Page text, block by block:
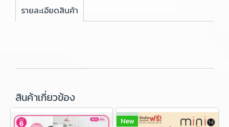
รายละเอียดสินค้า
สินค้าเกี่ยวข้อง
New